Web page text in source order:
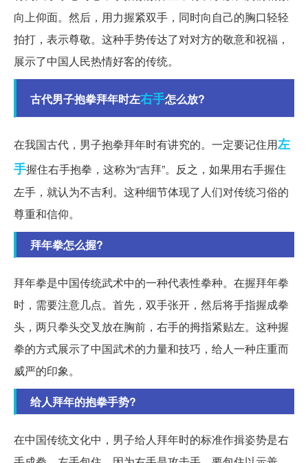
向上仰面。然后，用力握紧双手，同时向自己的胸口轻轻
拍打，表示尊敬。这种手势传达了对对方的敬意和祝福，
展示了中国人民热情好客的传统。
古代男子抱拳拜年时左右手怎么放?
在我国古代，男子抱拳拜年时有讲究的。一定要记住用左
手握住右手抱拳，这称为“吉拜”。反之，如果用右手握住
左手，就认为不吉利。这种细节体现了人们对传统习俗的
尊重和信仰。
拜年拳怎么握?
拜年拳是中国传统武术中的一种代表性拳种。在握拜年拳
时，需要注意几点。首先，双手张开，然后将手指握成拳
头，两只拳头交叉放在胸前，右手的拇指紧贴左。这种握
拳的方式展示了中国武术的力量和技巧，给人一种庄重而
威严的印象。
给人拜年的抱拳手势?
在中国传统文化中，男子给人拜年时的标准作揖姿势是右